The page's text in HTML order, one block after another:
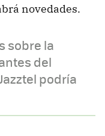
novedades.
sobre la
del
podría